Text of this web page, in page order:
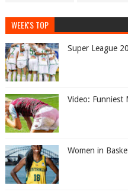
WEEK'S TOP
Super League
Video: Funniest
Women in